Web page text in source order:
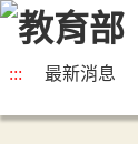
::: 最新消息